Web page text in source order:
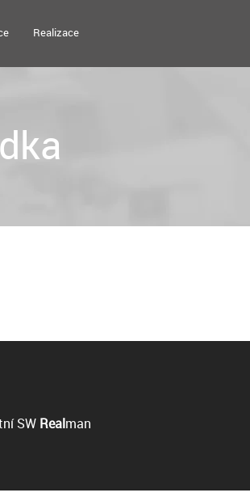
Realizace
SW Realman